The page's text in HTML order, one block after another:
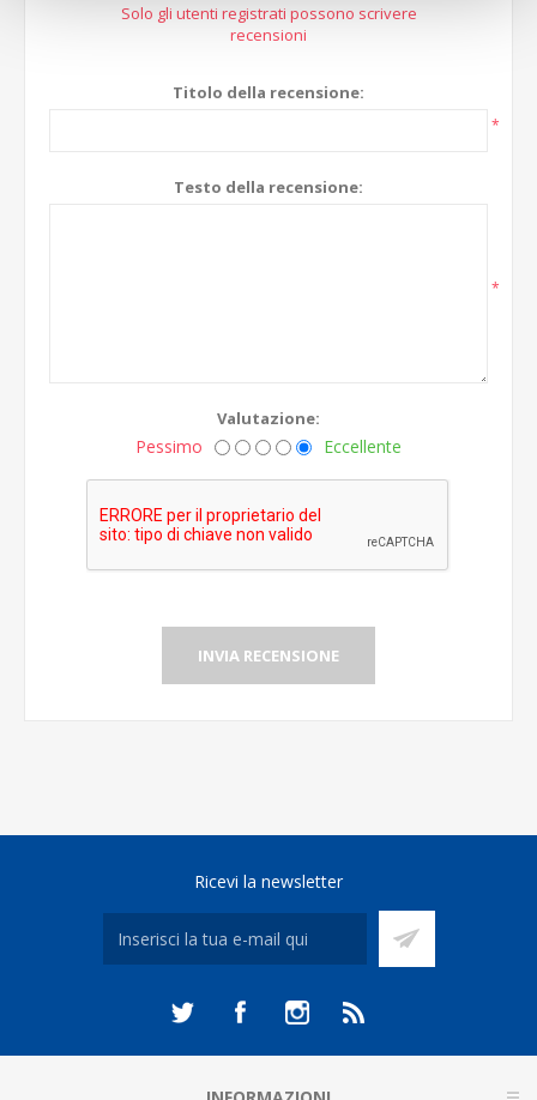
Solo gli utenti registrati possono scrivere
recensioni
Titolo della recensione:
*
Testo della recensione:
*
Valutazione:
Pessimo Eccellente
INVIA RECENSIONE
Ricevi la newsletter